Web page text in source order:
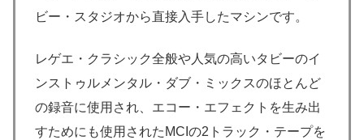
ビー・スタジオから直接入手したマシンです。
レゲエ・クラシック全般や人気の高いタビーのイ
ンストゥルメンタル・ダブ・ミックスのほとんど
の録音に使用され、エコー・エフェクトを生み出
すためにも使用されたMCIの2トラック・テープを